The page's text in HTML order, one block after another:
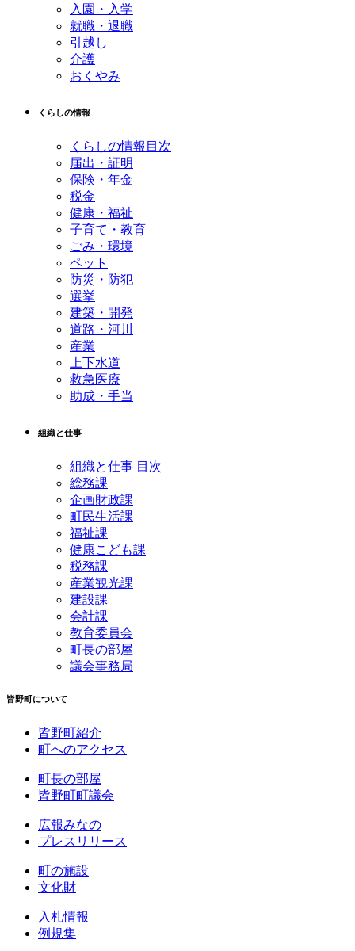
入園・入学
就職・退職
引越し
介護
おくやみ
くらしの情報
くらしの情報目次
届出・証明
保険・年金
税金
健康・福祉
子育て・教育
ごみ・環境
ペット
防災・防犯
選挙
建築・開発
道路・河川
産業
上下水道
救急医療
助成・手当
組織と仕事
組織と仕事 目次
総務課
企画財政課
町民生活課
福祉課
健康こども課
税務課
産業観光課
建設課
会計課
教育委員会
町長の部屋
議会事務局
皆野町について
皆野町紹介
町へのアクセス
町長の部屋
皆野町町議会
広報みなの
プレスリリース
町の施設
文化財
入札情報
例規集